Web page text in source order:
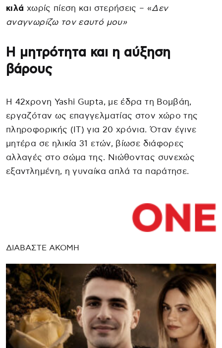
κιλά χωρίς πίεση και στερήσεις – «Δεν
αναγνωρίζω τον εαυτό μου»
Η μητρότητα και η αύξηση
βάρους
Η 42χρονη Yashi Gupta, με έδρα τη Βομβάη,
εργαζόταν ως επαγγελματίας στον χώρο της
πληροφορικής (IT) για 20 χρόνια. Όταν έγινε
μητέρα σε ηλικία 31 ετών, βίωσε διάφορες
αλλαγές στο σώμα της. Νιώθοντας συνεχώς
εξαντλημένη, η γυναίκα απλά τα παράτησε.
ΔΙΑΒΑΣΤΕ ΑΚΟΜΗ